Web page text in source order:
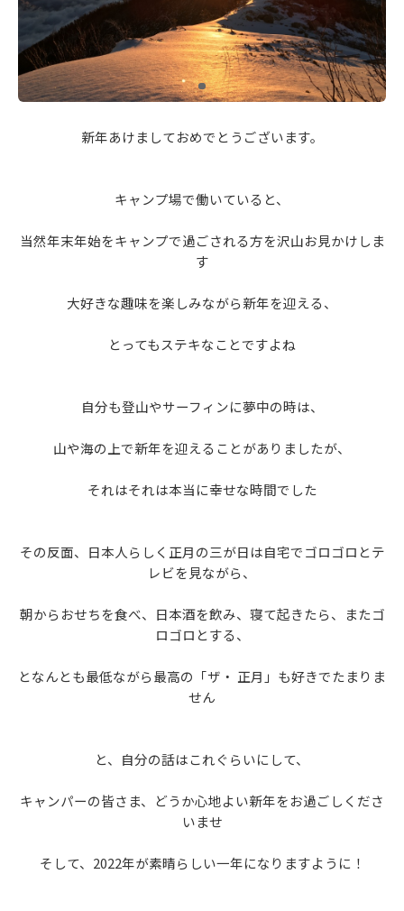
新年あけましておめでとうございます。
キャンプ場で働いていると、
当然年末年始をキャンプで過ごされる方を沢山お見かけしま
す
大好きな趣味を楽しみながら新年を迎える、
とってもステキなことですよね
自分も登山やサーフィンに夢中の時は、
山や海の上で新年を迎えることがありましたが、
それはそれは本当に幸せな時間でした
その反面、日本人らしく正月の三が日は自宅でゴロゴロとテ
レビを見ながら、
朝からおせちを食べ、日本酒を飲み、寝て起きたら、またゴ
ロゴロとする、
となんとも最低ながら最高の「ザ・ 正月」も好きでたまりま
せん
と、自分の話はこれぐらいにして、
キャンパーの皆さま、どうか心地よい新年をお過ごしくださ
いませ
そして、2022年が素晴らしい一年になりますように！